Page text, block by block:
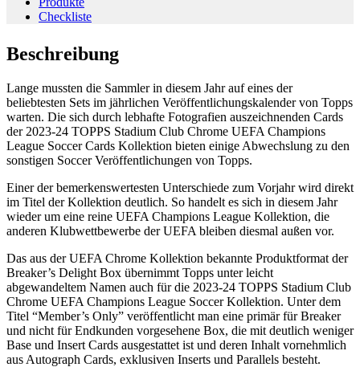
Checkliste
Beschreibung
Lange mussten die Sammler in diesem Jahr auf eines der
beliebtesten Sets im jährlichen Veröffentlichungskalender von Topps
warten. Die sich durch lebhafte Fotografien auszeichnenden Cards
der 2023-24 TOPPS Stadium Club Chrome UEFA Champions
League Soccer Cards Kollektion bieten einige Abwechslung zu den
sonstigen Soccer Veröffentlichungen von Topps.
Einer der bemerkenswertesten Unterschiede zum Vorjahr wird direkt
im Titel der Kollektion deutlich. So handelt es sich in diesem Jahr
wieder um eine reine UEFA Champions League Kollektion, die
anderen Klubwettbewerbe der UEFA bleiben diesmal außen vor.
Das aus der UEFA Chrome Kollektion bekannte Produktformat der
Breaker’s Delight Box übernimmt Topps unter leicht
abgewandeltem Namen auch für die 2023-24 TOPPS Stadium Club
Chrome UEFA Champions League Soccer Kollektion. Unter dem
Titel “Member’s Only” veröffentlicht man eine primär für Breaker
und nicht für Endkunden vorgesehene Box, die mit deutlich weniger
Base und Insert Cards ausgestattet ist und deren Inhalt vornehmlich
aus Autograph Cards, exklusiven Inserts und Parallels besteht.